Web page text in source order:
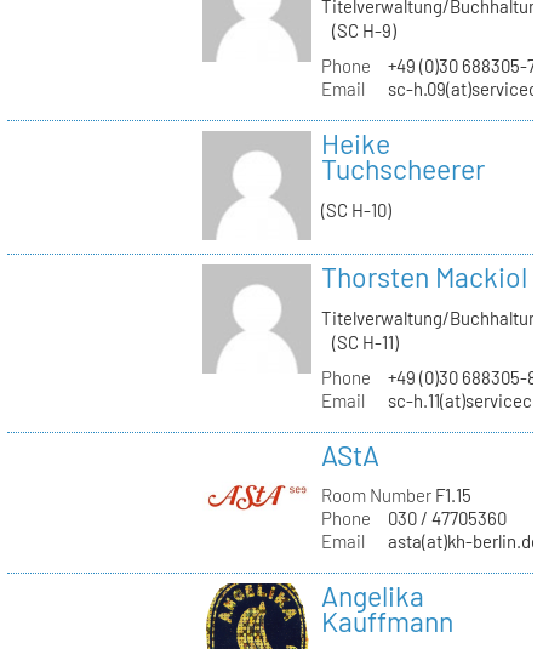
Titelverwaltung/
(SC H-9)
Phone
+49 (0)30 688305-
Email
sc-
Heike
Tuchscheerer
(SC H-10)
Thorsten Mackiol
Titelverwaltung/
(SC H-11)
Phone
+49 (0)30 688305-
Email
sc-
AStA
Room NumberF1.15
Phone
030 / 47705360
Email
asta(at)kh-berlin.de
Angelika
Kauffmann